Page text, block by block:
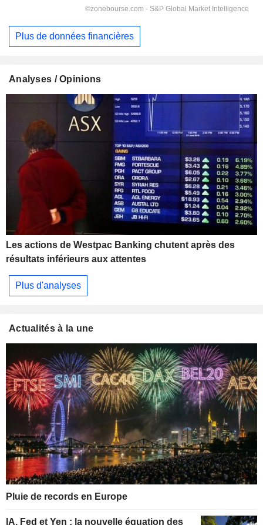
Plus de données financières
Analyses / Opinions
Les actions de Westpac Banking chutent après des
résultats inférieurs aux attentes
Plus d'analyses
Actualités à la une
Pluie de records en Europe
IA, Fed et Yen : la nouvelle équation des